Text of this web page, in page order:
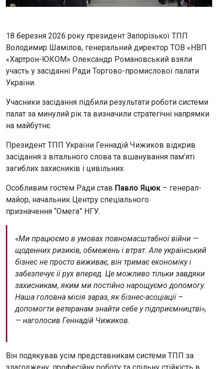
18 березня 2026 року президент Запорізької ТПП
Володимир Шамілов, генеральний директор ТОВ «НВП
«Хартрон-ЮКОМ» Олександр Романовський взяли
участь у засіданні Ради Торгово-промислової палати
України.
Учасники засідання підбили результати роботи системи
палат за минулий рік та визначили стратегічні напрямки
на майбутнє.
Президент ТПП України Геннадій Чижиков відкрив
засідання з вітального слова та вшанування пам’яті
загиблих захисників і цивільних.
Особливим гостем Ради став Павло Яцюк – генерал-
майор, начальник Центру спеціального
призначення “Омега” НГУ.
«Ми працюємо в умовах повномасштабної війни —
щоденних ризиків, обмежень і втрат. Але український
бізнес не просто виживає, він тримає економіку і
забезпечує її рух вперед. Це можливо тільки завдяки
захисникам, яким ми постійно нарощуємо допомогу.
Наша головна місія зараз, як бізнес-асоціації –
допомогти ветеранам знайти себе у підприємництві»,
— наголосив Геннадій Чижиков.
Він подякував усім представникам системи ТПП за